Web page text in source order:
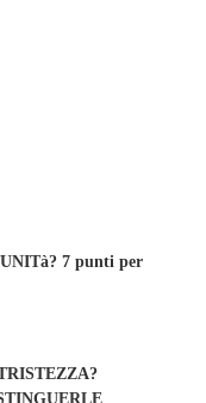
7 punti per